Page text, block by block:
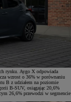
rynku. Aygo X odpowiada
wzrost o 36% w porównaniu
B z udziałem na poziomie
B-SUV, osiągając 20,6%
26,6% przewodzi w segmencie